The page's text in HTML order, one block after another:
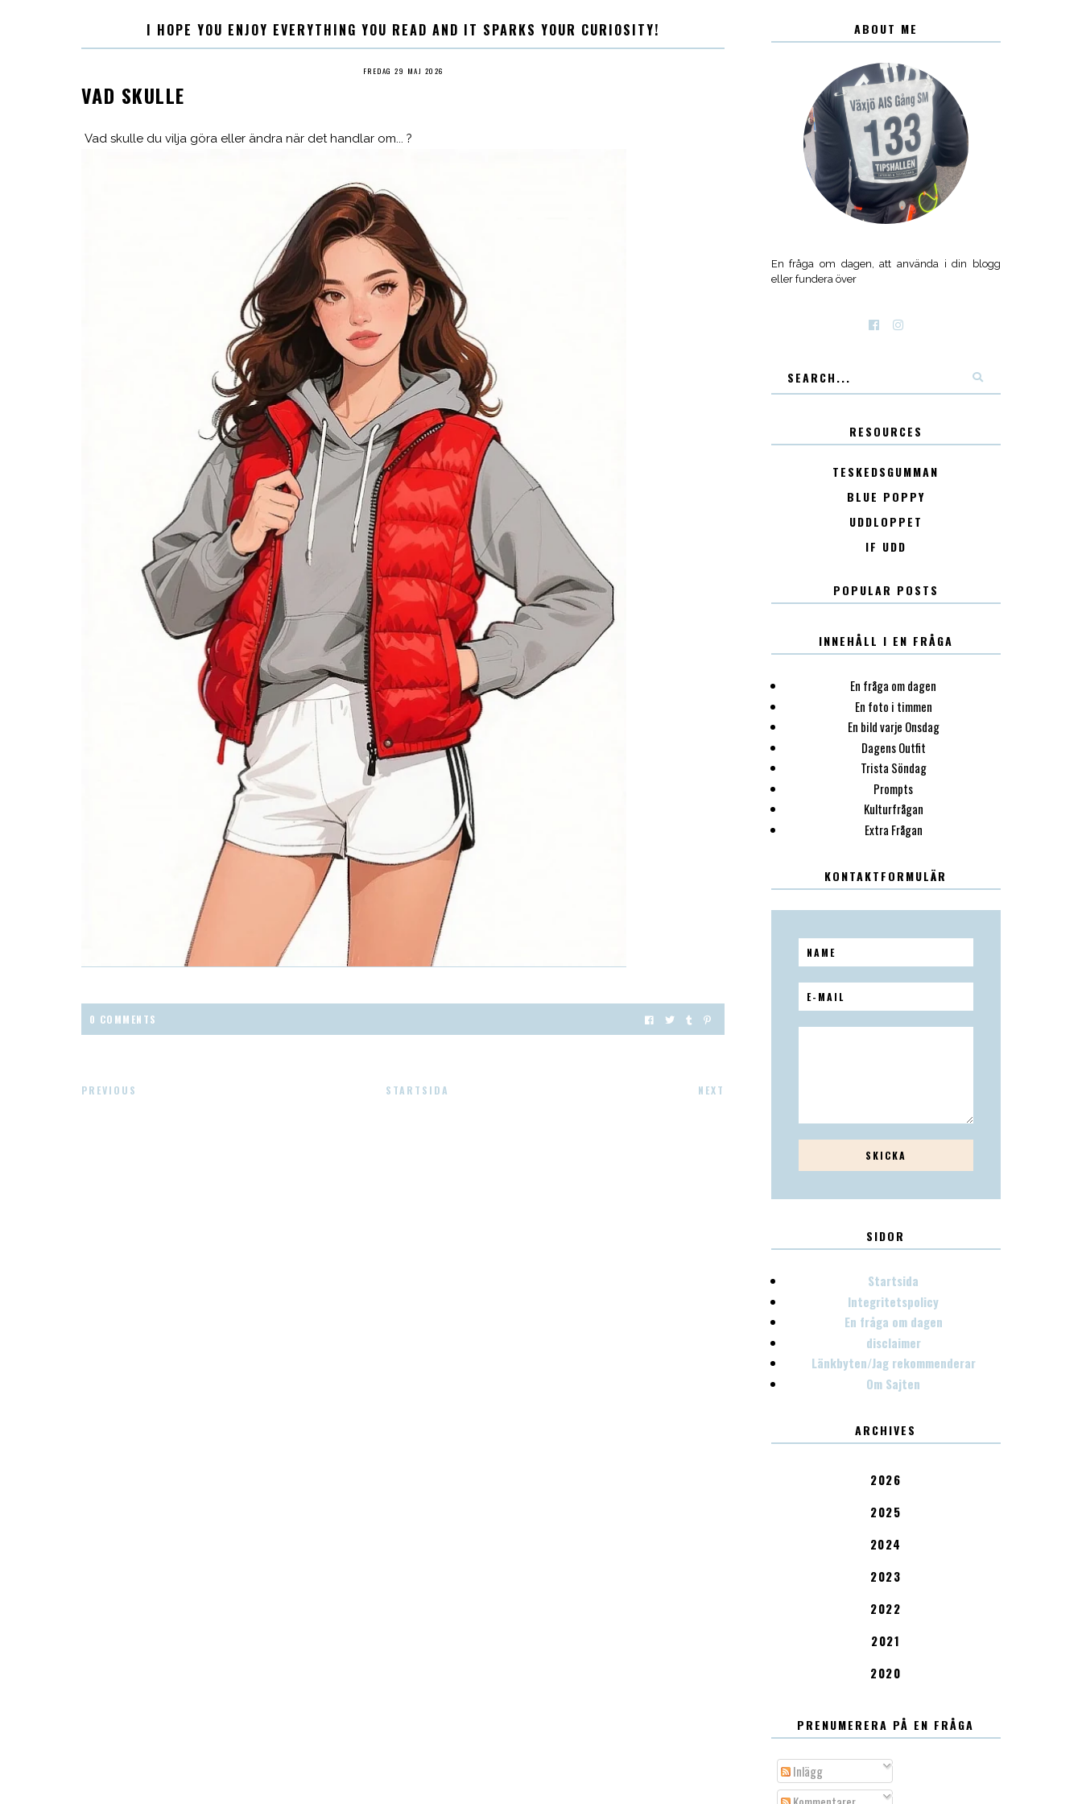
I HOPE YOU ENJOY EVERYTHING YOU READ AND IT SPARKS YOUR CURIOSITY!
FREDAG 29 MAJ 2026
VAD SKULLE
Vad skulle du vilja göra eller ändra när det handlar om... ?
0 COMMENTS
PREVIOUS STARTSIDA NEXT
ABOUT ME
En fråga om dagen, att använda i din blogg
eller fundera över
RESOURCES
TESKEDSGUMMAN
BLUE POPPY
UDDLOPPET
IF UDD
POPULAR POSTS
INNEHÅLL I EN FRÅGA
En fråga om dagen
En foto i timmen
En bild varje Onsdag
Dagens Outfit
Trista Söndag
Prompts
Kulturfrågan
Extra Frågan
KONTAKTFORMULÄR
SIDOR
Startsida
Integritetspolicy
En fråga om dagen
disclaimer
Länkbyten/Jag rekommenderar
Om Sajten
ARCHIVES
2026
2025
2024
2023
2022
2021
2020
PRENUMERERA PÅ EN FRÅGA
Inlägg